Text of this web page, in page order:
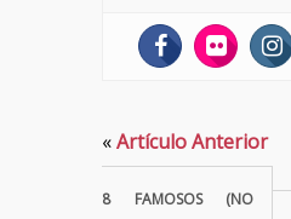
«Artículo Anterior
8 FAMOSOS (NO